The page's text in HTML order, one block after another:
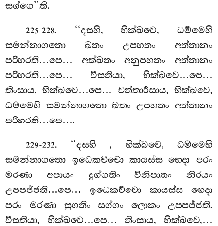
සග්ගෙ’’ති.
225-228. ‘‘දසහි, භික්ඛවෙ, ධම්මෙහි
සමන්නාගතො ඛතං උපහතං අත්තානං
පරිහරති…පෙ… අක්ඛතං අනුපහතං අත්තානං
පරිහරති…පෙ… වීසතියා, භික්ඛවෙ…පෙ…
තිංසාය, භික්ඛවෙ…පෙ… චත්තාරීසාය, භික්ඛවෙ,
ධම්මෙහි සමන්නාගතො ඛතං උපහතං අත්තානං
පරිහරති…පෙ….
229-232. ‘‘දසහි, භික්ඛවෙ, ධම්මෙහි
සමන්නාගතො ඉධෙකච්චො කායස්ස භෙදා පරං
මරණා අපායං දුග්ගතිං විනිපාතං නිරයං
උපපජ්ජති…පෙ… ඉධෙකච්චො කායස්ස භෙදා
පරං මරණා සුගතිං සග්ගං ලොකං උපපජ්ජති.
වීසතියා, භික්ඛවෙ…පෙ… තිංසාය, භික්ඛවෙ,…